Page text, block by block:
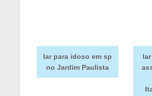
lar para idoso em sp
no Jardim Paulista